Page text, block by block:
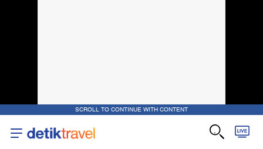
SCROLL TO CONTINUE WITH CONTENT